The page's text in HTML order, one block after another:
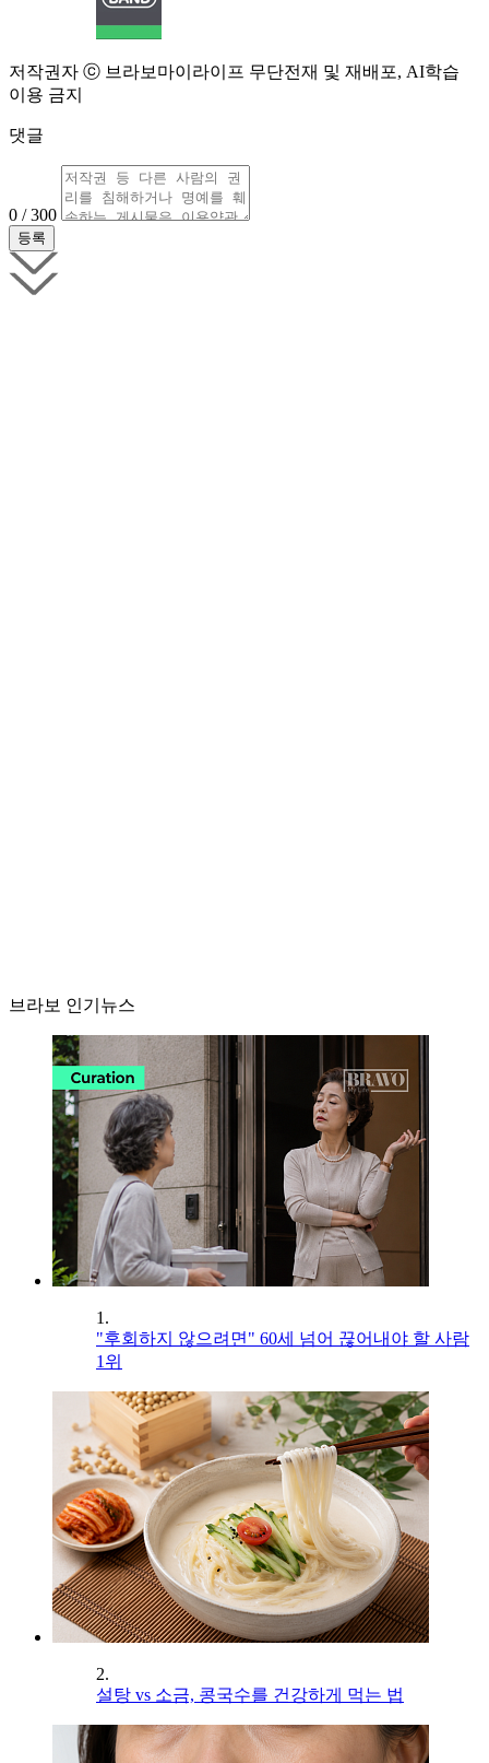
저작권자 ⓒ 브라보마이라이프 무단전재 및 재배포, AI학습
이용 금지
댓글
0 / 300
브라보 인기뉴스
1.
"후회하지 않으려면" 60세 넘어 끊어내야 할 사람
1위
2.
설탕 vs 소금, 콩국수를 건강하게 먹는 법